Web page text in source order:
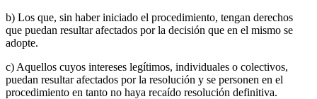
b) Los que, sin haber iniciado el procedimiento, tengan derechos
que puedan resultar afectados por la decisión que en el mismo se
adopte.
c) Aquellos cuyos intereses legítimos, individuales o colectivos,
puedan resultar afectados por la resolución y se personen en el
procedimiento en tanto no haya recaído resolución definitiva.